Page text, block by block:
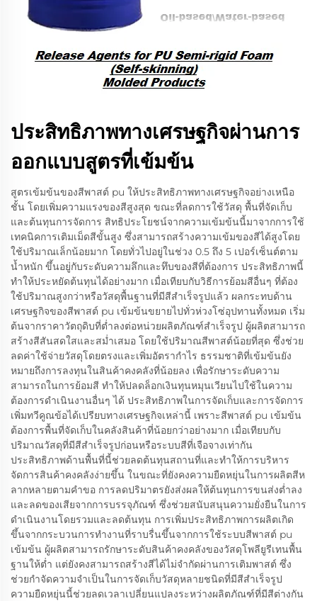
ประสิทธิภาพทางเศรษฐกิจผ่านการ
ออกแบบสูตรที่เข้มข้น
สูตรเข้มข้นของสีพาสต์ pu ให้ประสิทธิภาพทางเศรษฐกิจอย่างเหนือ
ชั้น โดยเพิ่มความแรงของสีสูงสุด ขณะที่ลดการใช้วัสดุ พื้นที่จัดเก็บ
และต้นทุนการจัดการ สิทธิประโยชน์จากความเข้มข้นนี้มาจากการใช้
เทคนิคการเติมเม็ดสีขั้นสูง ซึ่งสามารถสร้างความเข้มของสีได้สูงโดย
ใช้ปริมาณเล็กน้อยมาก โดยทั่วไปอยู่ในช่วง 0.5 ถึง 5 เปอร์เซ็นต์ตาม
น้ำหนัก ขึ้นอยู่กับระดับความลึกและทึบของสีที่ต้องการ ประสิทธิภาพนี้
ทำให้ประหยัดต้นทุนได้อย่างมาก เมื่อเทียบกับวิธีการย้อมสีอื่นๆ ที่ต้อง
ใช้ปริมาณสูงกว่าหรือวัสดุพื้นฐานที่มีสีสำเร็จรูปแล้ว ผลกระทบด้าน
เศรษฐกิจของสีพาสต์ pu เข้มข้นขยายไปทั่วห่วงโซ่อุปทานทั้งหมด เริ่ม
ต้นจากราคาวัตถุดิบที่ต่ำลงต่อหน่วยผลิตภัณฑ์สำเร็จรูป ผู้ผลิตสามารถ
สร้างสีสันสดใสและสม่ำเสมอ โดยใช้ปริมาณสีพาสต์น้อยที่สุด ซึ่งช่วย
ลดค่าใช้จ่ายวัสดุโดยตรงและเพิ่มอัตรากำไร ธรรมชาติที่เข้มข้นยัง
หมายถึงการลงทุนในสินค้าคงคลังที่น้อยลง เพื่อรักษาระดับความ
สามารถในการย้อมสี ทำให้ปลดล็อกเงินทุนหมุนเวียนไปใช้ในความ
ต้องการดำเนินงานอื่นๆ ได้ ประสิทธิภาพในการจัดเก็บและการจัดการ
เพิ่มทวีคูณข้อได้เปรียบทางเศรษฐกิจเหล่านี้ เพราะสีพาสต์ pu เข้มข้น
ต้องการพื้นที่จัดเก็บในคลังสินค้าที่น้อยกว่าอย่างมาก เมื่อเทียบกับ
ปริมาณวัสดุที่มีสีสำเร็จรูปก่อนหรือระบบสีที่เจือจางเท่ากัน
ประสิทธิภาพด้านพื้นที่นี้ช่วยลดต้นทุนสถานที่และทำให้การบริหาร
จัดการสินค้าคงคลังง่ายขึ้น ในขณะที่ยังคงความยืดหยุ่นในการผลิตสีห
ลากหลายตามคำขอ การลดปริมาตรยังส่งผลให้ต้นทุนการขนส่งต่ำลง
และลดของเสียจากการบรรจุภัณฑ์ ซึ่งช่วยสนับสนุนความยั่งยืนในการ
ดำเนินงานโดยรวมและลดต้นทุน การเพิ่มประสิทธิภาพการผลิตเกิด
ขึ้นจากกระบวนการทำงานที่ราบรื่นขึ้นจากการใช้ระบบสีพาสต์ pu
เข้มข้น ผู้ผลิตสามารถรักษาระดับสินค้าคงคลังของวัสดุโพลียูรีเทนพื้น
ฐานให้ต่ำ แต่ยังคงสามารถสร้างสีได้ไม่จำกัดผ่านการเติมพาสต์ ซึ่ง
ช่วยกำจัดความจำเป็นในการจัดเก็บวัสดุหลายชนิดที่มีสีสำเร็จรูป
ความยืดหยุ่นนี้ช่วยลดเวลาเปลี่ยนแปลงระหว่างผลิตภัณฑ์ที่มีสีต่างกัน